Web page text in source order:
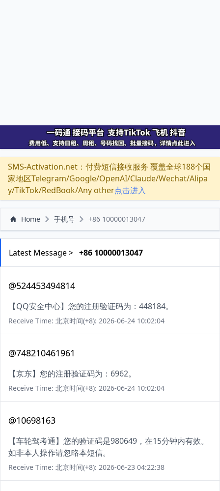
SMS-Activation.net：付费短信接收服务 覆盖全球188个国
家地区Telegram/Google/OpenAI/Claude/Wechat/Alipa
y/TikTok/RedBook/Any other点击进入
Home 手机号 +86 10000013047
Latest Message > +86 10000013047
@524453494814
【QQ安全中心】您的注册验证码为：448184。
Receive Time: 北京时间(+8): 2026-06-24 10:02:04
@748210461961
【京东】您的注册验证码为：6962。
Receive Time: 北京时间(+8): 2026-06-24 10:02:04
@10698163
【车轮驾考通】您的验证码是980649，在15分钟内有效。
如非本人操作请忽略本短信。
Receive Time: 北京时间(+8): 2026-06-23 04:22:38